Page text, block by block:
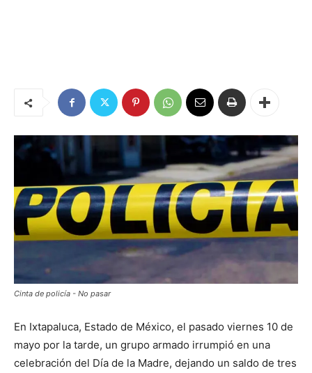
Cinta de policía - No pasar
En Ixtapaluca, Estado de México, el pasado viernes 10 de
mayo por la tarde, un grupo armado irrumpió en una
celebración del Día de la Madre, dejando un saldo de tres